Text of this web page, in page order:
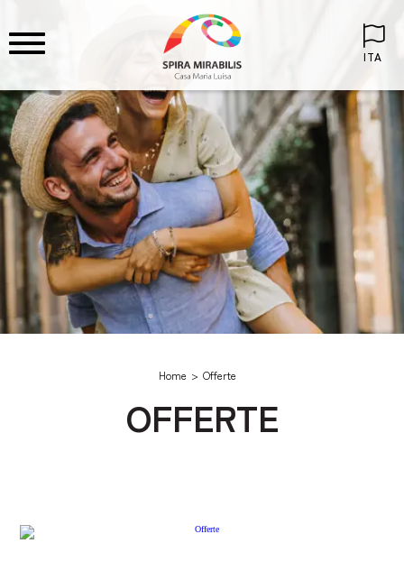
ITA
Home Offerte
OFFERTE